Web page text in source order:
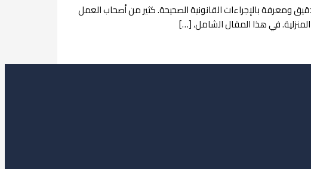
ومعرفة بالإجراءات القانونية الصحيحة. كثير من أصحاب العمل
في هذا المقال الشامل، […]